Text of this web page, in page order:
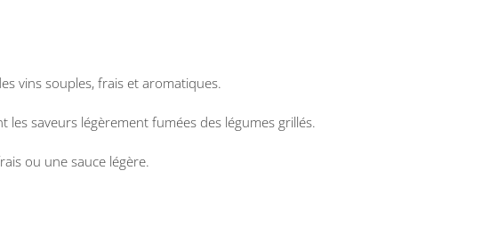
vins souples, frais et aromatiques.
saveurs légèrement fumées des légumes grillés.
ou une sauce légère.